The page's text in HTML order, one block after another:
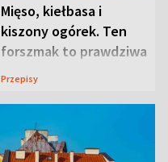
Mięso, kiełbasa i
kiszony ogórek. Ten
forszmak to prawdziwa
uczta
Przepisy